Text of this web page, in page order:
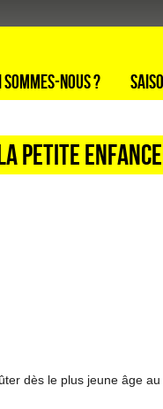
sommes-nous ?
petite enfance
dès le plus jeune âge